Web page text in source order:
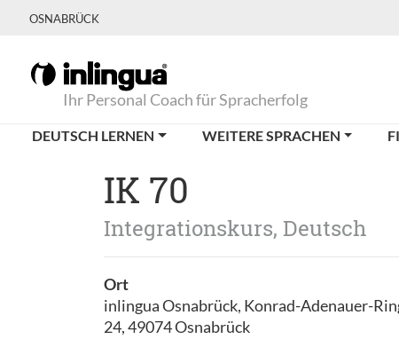
OSNABRÜCK
Ihr Personal Coach für Spracherfolg
DEUTSCH LERNEN WEITERE SPRACHEN
IK 70
Integrationskurs, Deutsch
Ort
inlingua Osnabrück, Konrad-Adenauer-
24, 49074 Osnabrück